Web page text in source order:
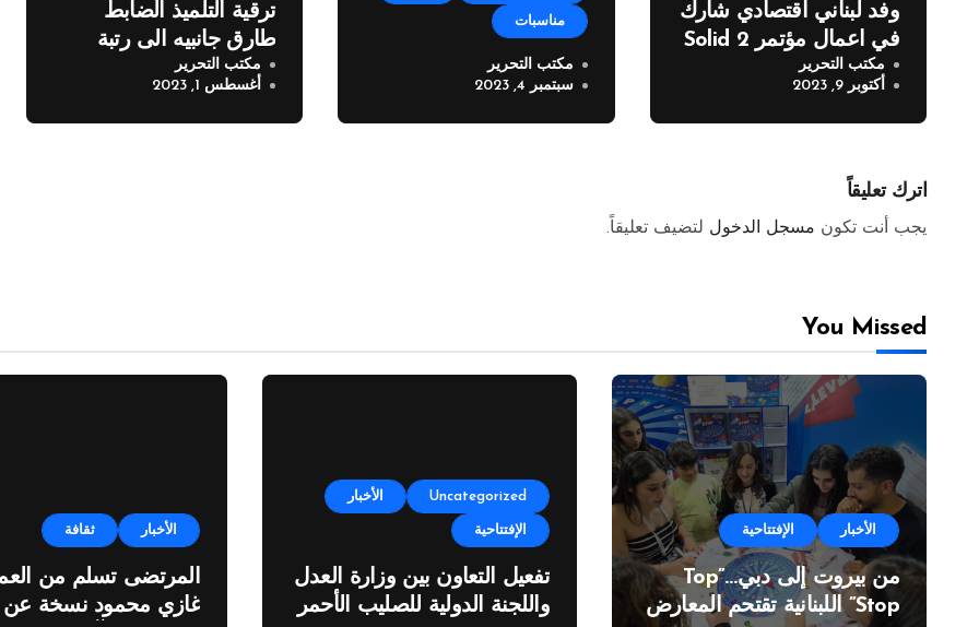
وفد لبناني اقتصادي شارك
في اعمال مؤتمر Solid 2
مكتب التحرير
أكتوبر 9, 2023
مناسبات
مهرجان زوق مكايل “بلدتنا
العيد” في نسخته الرابعة
مكتب التحرير
سبتمبر 4, 2023
ترقية التلميذ الضابط
طارق جانبيه الى رتبة
ملازم
مكتب التحرير
أغسطس 1, 2023
اترك تعليقاً
يجب أنت تكون مسجل الدخول لتضيف تعليقاً.
You Missed
الأخبار الإفتتاحية
من بيروت إلى دبي…”Top
Stop” اللبنانية تقتحم المعارض
Uncategorized الأخبار
الإفتتاحية
تفعيل التعاون بين وزارة العدل
واللجنة الدولية للصليب الأحمر
الأخبار ثقافة
المرتضى تسلم من
غازي محمود نسخة عن